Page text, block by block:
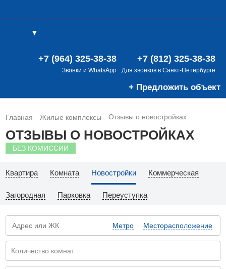
▼
+7 (812) 325-38-38
Для звонков в Санкт-Петербурге
+7 (964) 325-38-38
Звонки и WhatsApp
+ Предложить объект
Главная Жилые комплексы Отзывы о новостройках
ОТЗЫВЫ О НОВОСТРОЙКАХ
БЕЗ КОМИССИИ
Квартира Комната Новостройки Коммерческая
Загородная Парковка Переуступка
Метро Месторасположение